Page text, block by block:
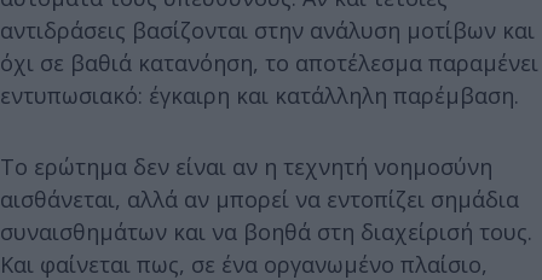
αντιδράσεις βασίζονται στην ανάλυση μοτίβων και
όχι σε βαθιά κατανόηση, το αποτέλεσμα παραμένει
εντυπωσιακό: έγκαιρη και κατάλληλη παρέμβαση.
Το ερώτημα δεν είναι αν η τεχνητή νοημοσύνη
αισθάνεται, αλλά αν μπορεί να εντοπίζει σημάδια
συναισθημάτων και να βοηθά στη διαχείρισή τους.
Και φαίνεται πως, σε ένα οργανωμένο πλαίσιο,